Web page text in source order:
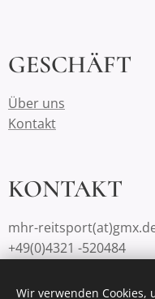
GESCHÄFT
Über uns
Kontakt
KONTAKT
mhr-
+49(0)4321 -520484
Wir verwenden